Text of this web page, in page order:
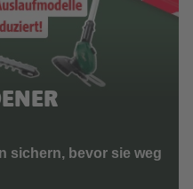
sichern, bevor sie weg